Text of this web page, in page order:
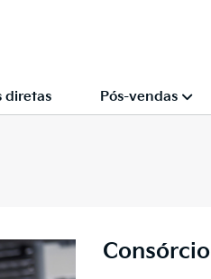
diretas Pós-vendas
Consórcio